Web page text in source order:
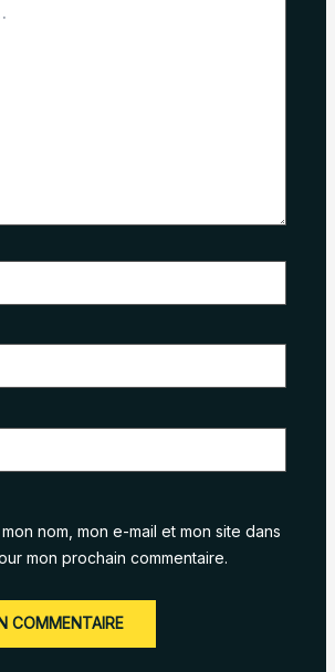
nom, mon e-mail et mon site dans
mon prochain commentaire.